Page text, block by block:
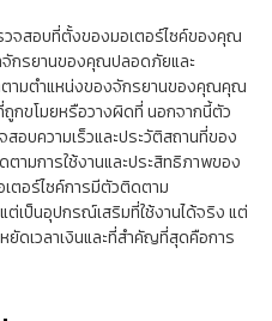
จสอบที่ตั้งของมอเตอร์ไซค์ของคุณ
จักรยานของคุณปลอดภัยและ
ามตำแหน่งของจักรยานของคุณคุณ
กขโมยหรือวางผิดที่ นอกจากนี้ตัว
อบความเร็วและประวัติสถานที่ของ
มการใช้งานและประสิทธิภาพของ
ตอร์ไซค์การมีตัวติดตาม
แต่เป็นอุปกรณ์เสริมที่ใช้งานได้จริง แต่
ยัดเวลาเงินและที่สำคัญที่สุดคือการ